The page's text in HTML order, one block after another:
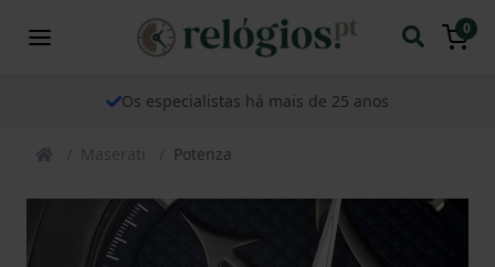
0
Os especialistas há mais de 25 anos
Maserati Potenza